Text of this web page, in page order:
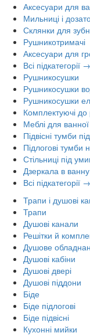
Аксесуари для
Мильниці і
Склянки для
Рушникотримачі
Аксесуари для
Всі підкатегорії →
Рушникосушки
Рушникосушки
Рушникосушки
Комплектуючі
Меблі для ванної
Підвісні тумби
Підлогові тумби
Стільниці під
Дзеркала в
Всі підкатегорії →
Трапи і душові
Трапи
Душові канали
Решітки й
Душове
Душові кабіни
Душові двері
Душові піддони
Біде
Біде підлогові
Біде підвісні
Кухонні мийки